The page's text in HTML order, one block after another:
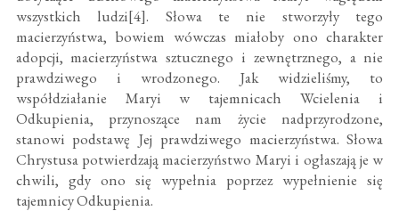
wszystkich ludzi[4]. Słowa te nie stworzyły tego
macierzyństwa, bowiem wówczas miałoby ono charakter
adopcji, macierzyństwa sztucznego i zewnętrznego, a nie
prawdziwego i wrodzonego. Jak widzieliśmy, to
współdziałanie Maryi w tajemnicach Wcielenia i
Odkupienia, przynoszące nam życie nadprzyrodzone,
stanowi podstawę Jej prawdziwego macierzyństwa. Słowa
Chrystusa potwierdzają macierzyństwo Maryi i ogłaszają je w
chwili, gdy ono się wypełnia poprzez wypełnienie się
tajemnicy Odkupienia.